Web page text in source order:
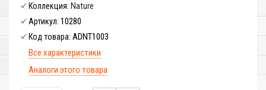
Коллекция: Nature
Артикул: 10280
Код товара: ADNT1003
Все характеристики
Аналоги этого товара